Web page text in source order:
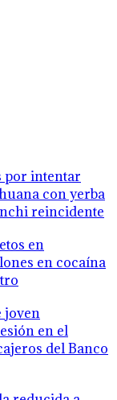
por intentar
con yerba
reincidente
en
en cocaína
joven
en el
del Banco